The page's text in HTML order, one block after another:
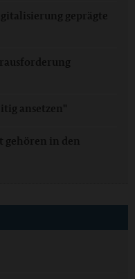
geprägte
ansetzen"
gehören in den